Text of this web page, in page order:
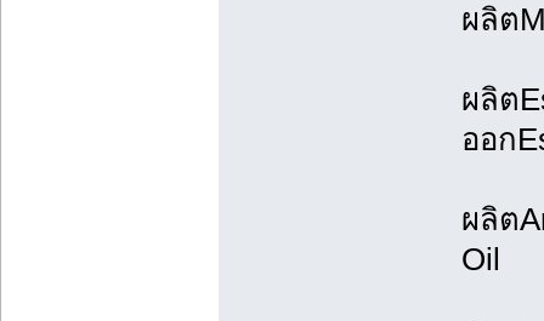
ผลิต
ผลิต
ออก
ผลิต
Oil